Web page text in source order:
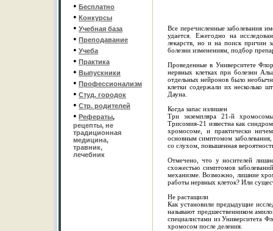
• Бесплатно
• Конкурсы
• Учебная база
• Преподавание
• Учеба
• Практика
• Выпускники
• Профессионализм
• Студ. городок
• Стр. родителей
• Рефераты,
рецепты, не
традиционная
медицина,
травник,
лечебник
Все перечисленные заболевания
удается. Ежегодно на
лекарств, но и на поиск причин
болезни изменениям, подбор
Проведенные в Университете
нервных клетках при болезни
отдельных нейронов было
клетки содержали их несколько
Дауна.
Когда запас излишен
Три экземпляра 21-й
Трисомия-21 известна как
хромосоме, и практически
основным симптомом
со слухом, повышенная
Отмечено, что у носителей
схожестью симптомов
механизме. Возможно, лишние
работы нервных клеток? Или
Не растащили
Как установили предыдущие
называют предшественником
специалистами из Университета
хромосом после деления.